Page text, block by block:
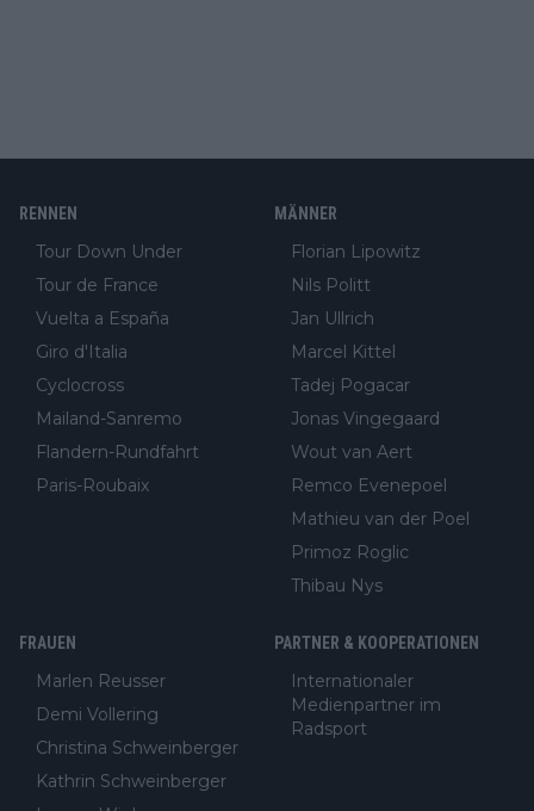
RENNEN
Tour Down Under
Tour de France
Vuelta a España
Giro d'Italia
Cyclocross
Mailand-Sanremo
Flandern-Rundfahrt
Paris-Roubaix
MÄNNER
Florian Lipowitz
Nils Politt
Jan Ullrich
Marcel Kittel
Tadej Pogacar
Jonas Vingegaard
Wout van Aert
Remco Evenepoel
Mathieu van der Poel
Primoz Roglic
Thibau Nys
FRAUEN
Marlen Reusser
Demi Vollering
Christina Schweinberger
Kathrin Schweinberger
PARTNER & KOOPERATIONEN
Internationaler
Medienpartner im
Radsport